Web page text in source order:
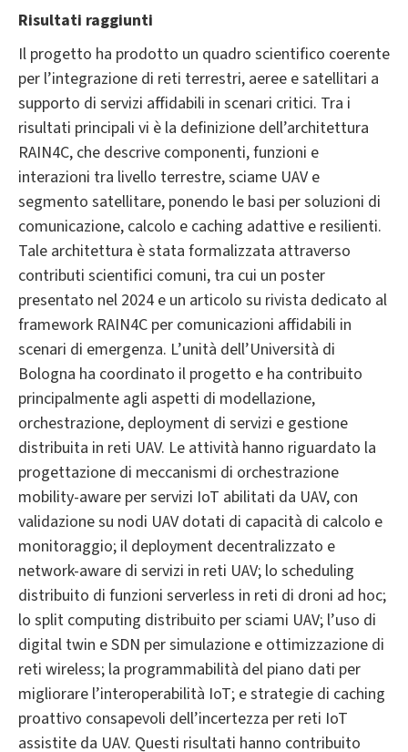
Risultati raggiunti
Il progetto ha prodotto un quadro scientifico coerente
per l’integrazione di reti terrestri, aeree e satellitari a
supporto di servizi affidabili in scenari critici. Tra i
risultati principali vi è la definizione dell’architettura
RAIN4C, che descrive componenti, funzioni e
interazioni tra livello terrestre, sciame UAV e
segmento satellitare, ponendo le basi per soluzioni di
comunicazione, calcolo e caching adattive e resilienti.
Tale architettura è stata formalizzata attraverso
contributi scientifici comuni, tra cui un poster
presentato nel 2024 e un articolo su rivista dedicato al
framework RAIN4C per comunicazioni affidabili in
scenari di emergenza. L’unità dell’Università di
Bologna ha coordinato il progetto e ha contribuito
principalmente agli aspetti di modellazione,
orchestrazione, deployment di servizi e gestione
distribuita in reti UAV. Le attività hanno riguardato la
progettazione di meccanismi di orchestrazione
mobility-aware per servizi IoT abilitati da UAV, con
validazione su nodi UAV dotati di capacità di calcolo e
monitoraggio; il deployment decentralizzato e
network-aware di servizi in reti UAV; lo scheduling
distribuito di funzioni serverless in reti di droni ad hoc;
lo split computing distribuito per sciami UAV; l’uso di
digital twin e SDN per simulazione e ottimizzazione di
reti wireless; la programmabilità del piano dati per
migliorare l’interoperabilità IoT; e strategie di caching
proattivo consapevoli dell’incertezza per reti IoT
assistite da UAV. Questi risultati hanno contribuito